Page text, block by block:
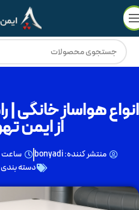
انواع هواساز خانگی
از ایمن
منتشر کننده:bonyadi ساعت
دسته
🔥فروش ویژه با